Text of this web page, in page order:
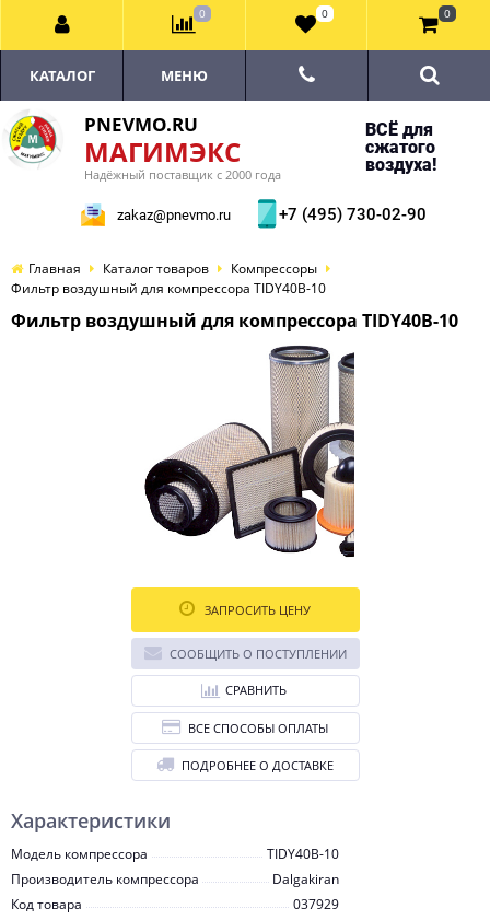
PNEVMO.RU
МАГИМЭКС
Надёжный поставщик с 2000 года
ВСЁ для
сжатого
воздуха!
zakaz@pnevmo.ru +7 (495) 730-02-90
КАТАЛОГ МЕНЮ
Главная Каталог товаров
Компрессоры
Фильтр воздушный для компрессора TIDY40B-10
Фильтр воздушный для компрессора TIDY40B-10
Характеристики
Модель компрессора
TIDY40B-10
Производитель компрессора
Dalgakiran
Код товара
037929
ЗАПРОСИТЬ ЦЕНУ
СООБЩИТЬ О ПОСТУПЛЕНИИ
СРАВНИТЬ
ВСЕ СПОСОБЫ ОПЛАТЫ
ПОДРОБНЕЕ О ДОСТАВКЕ
0 0 0